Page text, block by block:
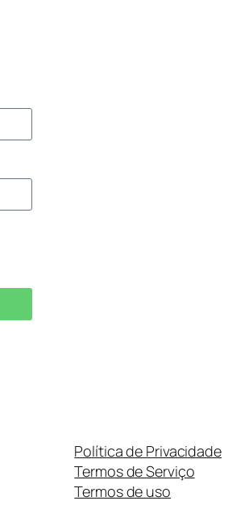
Política de Privacidade
Termos de Serviço
Termos de uso